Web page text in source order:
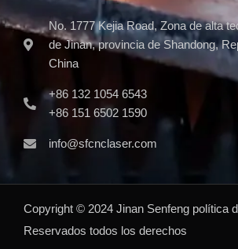
No. 1777 Kejia Road, Zona de alta
de Jinan, provincia de Shandong,
China
+86 132 1054 6543
+86 151 6502 1590
info@sfcnclaser.com
Copyright © 2024 Jinan Senfeng política
Reservados todos los derechos